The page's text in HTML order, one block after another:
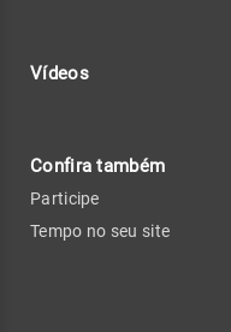
Vídeos
Confira também
Participe
Tempo no seu site